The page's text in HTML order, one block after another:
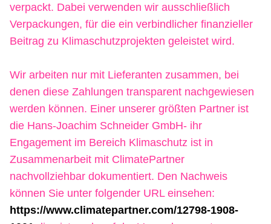
verpackt. Dabei verwenden wir ausschließlich
Verpackungen, für die ein verbindlicher finanzieller
Beitrag zu Klimaschutzprojekten geleistet wird.
Wir arbeiten nur mit Lieferanten zusammen, bei
denen diese Zahlungen transparent nachgewiesen
werden können. Einer unserer größten Partner ist
die Hans-Joachim Schneider GmbH- ihr
Engagement im Bereich Klimaschutz ist in
Zusammenarbeit mit ClimatePartner
nachvollziehbar dokumentiert. Den Nachweis
können Sie unter folgender URL einsehen:
https://www.climatepartner.com/12798-1908-